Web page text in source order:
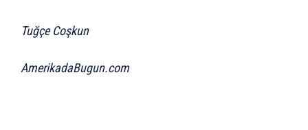
Tuğçe Coşkun
AmerikadaBugun.com